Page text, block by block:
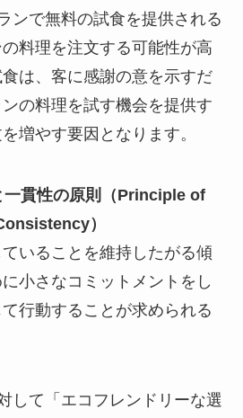
ンで無料の試食を提供される
料理を注文する可能性が高
は、客に感謝の意を示すだ
の料理を試す機会を提供す
増やす要因となります。
一貫性の原則（Principle of
）
いることを維持したがる傾
小さなコミットメントをし
行動することが求められる
して「エコフレンドリーな選